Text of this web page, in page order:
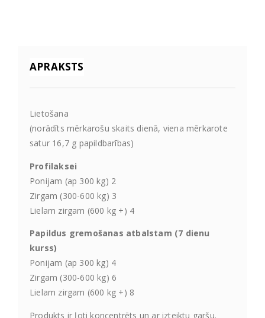
APRAKSTS
Lietošana
(norādīts mērkarošu skaits dienā, viena mērkarote
satur 16,7 g papildbarības)
Profilaksei
Ponijam (ap 300 kg) 2
Zirgam (300-600 kg) 3
Lielam zirgam (600 kg +) 4
Papildus gremošanas atbalstam (7 dienu
kurss)
Ponijam (ap 300 kg) 4
Zirgam (300-600 kg) 6
Lielam zirgam (600 kg +) 8
Produkts ir ļoti koncentrēts un ar izteiktu garšu.